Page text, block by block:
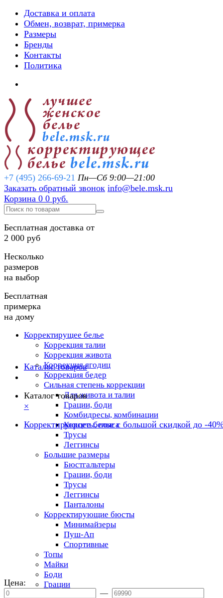
Доставка и оплата
Обмен, возврат, примерка
Размеры
Бренды
Контакты
Политика
+7 (495) 266-69-21 Пн—Сб 9:00—21:00
Заказать обратный звонок info@bele.msk.ru
Корзина 0 0 руб.
Бесплатная доставка от
2 000 руб
Несколько
размеров
на выбор
Бесплатная
примерка
на дому
Корректирущее белье
Коррекция талии
Коррекция живота
Коррекция ягодиц
Коррекция бедер
Сильная степень коррекции
Для живота и талии
Грации, боди
Комбидресы, комбинации
Корсеты, пояса
Трусы
Леггинсы
Большие размеры
Бюстгальтеры
Грации, боди
Трусы
Леггинсы
Панталоны
Корректирующие бюсты
Минимайзеры
Пуш-Ап
Спортивные
Топы
Майки
Боди
Грации
Каталог товаров
Каталог товаров
×
Корректирующее белье с большой скидкой до -
Цена:
—